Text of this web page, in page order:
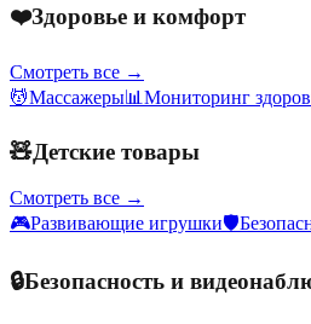
❤️Здоровье и комфорт
Смотреть все →
💆Массажеры📊 Мониторинг
🧸Детские товары
Смотреть все →
🎮Развивающие игрушки🛡️
🔒Безопасность и